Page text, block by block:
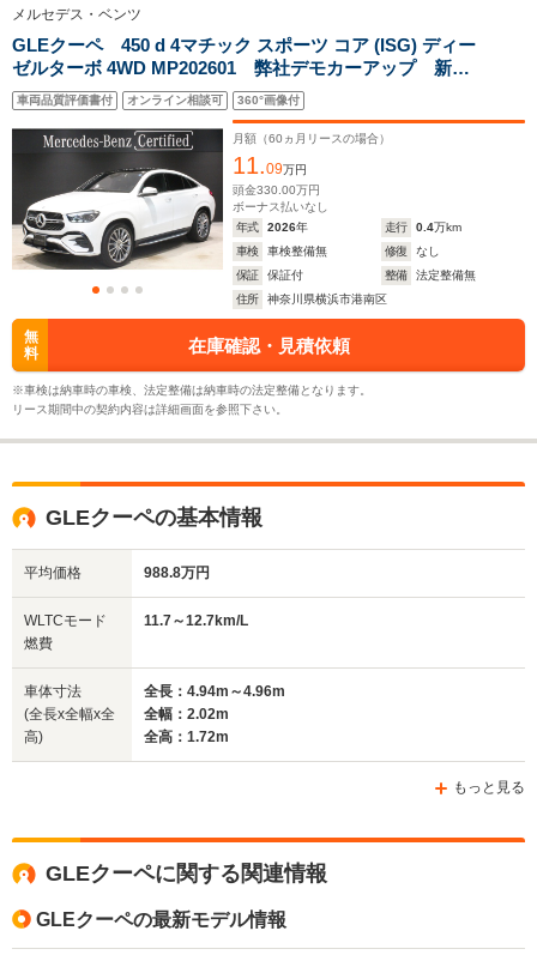
駆動方式
メルセデス・ベンツ
GLEクーペ 450 d 4マチック スポーツ コア (ISG) ディー
ゼルターボ 4WD MP202601 弊社デモカーアップ 新車
保証継承 ドライビングアシスタンスパッケージ360°カ
メラシステム パノラミックスライディングルーフ ア
ンビエントライト MBUXARナビゲーション シートベ
車両品質評価書付 オンライン相談可 360°画像付
月額（60 ヵ月リースの場合）
11.09万円
頭金330.00万円
ボーナス払いなし
年式
2026年 走行 0.4万km
車検
車検整備無 修復
なし
保証
保証付 整備
法定整備無
住所
神奈川県横浜市港南区
無
料
在庫確認・見積依頼
※車検は納車時の車検、法定整備は納車時の法定整備となります。
リース期間中の契約内容は詳細画面を参照下さい。
GLEクーペの基本情報
平均価格 988.8万円
WLTCモード
燃費
11.7～12.7km/L
車体寸法
(全長x全幅x全
高)
全長：4.94m～4.96m
全幅：2.02m
全高：1.72m
もっと見る
GLEクーペに関する関連情報
GLEクーペの最新モデル情報